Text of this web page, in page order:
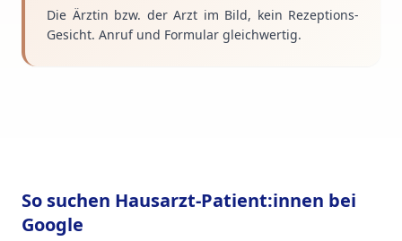
Die Ärztin bzw. der Arzt im Bild, kein Rezeptions-
Gesicht. Anruf und Formular gleichwertig.
So suchen Hausarzt-Patient:innen bei
Google